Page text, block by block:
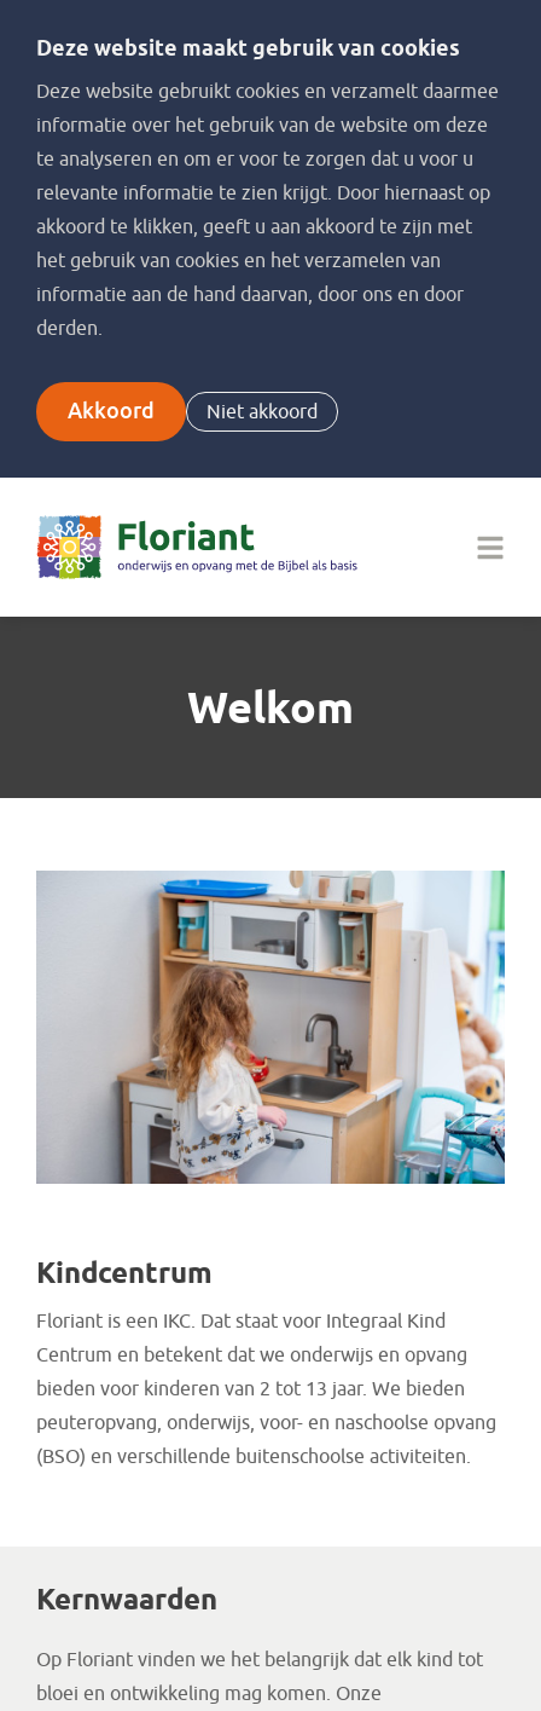
Deze website maakt gebruik van cookies
Deze website gebruikt cookies en verzamelt daarmee
informatie over het gebruik van de website om deze
te analyseren en om er voor te zorgen dat u voor u
relevante informatie te zien krijgt. Door hiernaast op
akkoord te klikken, geeft u aan akkoord te zijn met
het gebruik van cookies en het verzamelen van
informatie aan de hand daarvan, door ons en door
derden.
Akkoord Niet akkoord
Welkom
Kindcentrum
Floriant is een IKC. Dat staat voor Integraal Kind
Centrum en betekent dat we onderwijs en opvang
bieden voor kinderen van 2 tot 13 jaar. We bieden
peuteropvang, onderwijs, voor- en naschoolse opvang
(BSO) en verschillende buitenschoolse activiteiten.
Kernwaarden
Op Floriant vinden we het belangrijk dat elk kind tot
bloei en ontwikkeling mag komen. Onze